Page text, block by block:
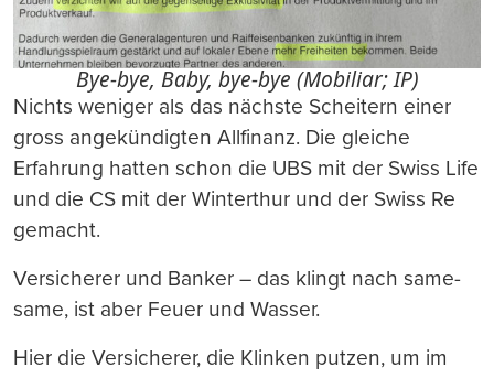
Bye-bye, Baby, bye-bye (Mobiliar; IP)
Nichts weniger als das nächste Scheitern einer
gross angekündigten Allfinanz. Die gleiche
Erfahrung hatten schon die UBS mit der Swiss Life
und die CS mit der Winterthur und der Swiss Re
gemacht.
Versicherer und Banker – das klingt nach same-
same, ist aber Feuer und Wasser.
Hier die Versicherer, die Klinken putzen, um im